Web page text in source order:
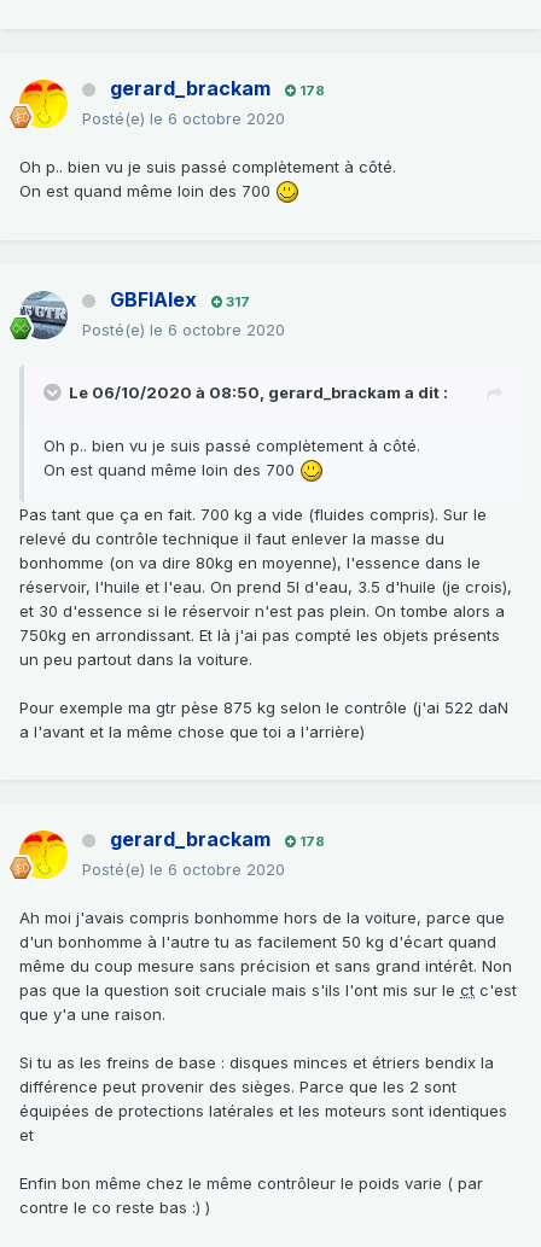
gerard_brackam 178
Posté(e) le 6 octobre 2020
Oh p.. bien vu je suis passé complètement à côté.
On est quand même loin des 700
GBFIAlex 317
Posté(e) le 6 octobre 2020
Le 06/10/2020 à 08:50, gerard_brackam a dit :
Oh p.. bien vu je suis passé complètement à côté.
On est quand même loin des 700
Pas tant que ça en fait. 700 kg a vide (fluides compris). Sur le
relevé du contrôle technique il faut enlever la masse du
bonhomme (on va dire 80kg en moyenne), l'essence dans le
réservoir, l'huile et l'eau. On prend 5l d'eau, 3.5 d'huile (je crois),
et 30 d'essence si le réservoir n'est pas plein. On tombe alors a
750kg en arrondissant. Et là j'ai pas compté les objets présents
un peu partout dans la voiture.
Pour exemple ma gtr pèse 875 kg selon le contrôle (j'ai 522 daN
a l'avant et la même chose que toi a l'arrière)
gerard_brackam 178
Posté(e) le 6 octobre 2020
Ah moi j'avais compris bonhomme hors de la voiture, parce que
d'un bonhomme à l'autre tu as facilement 50 kg d'écart quand
même du coup mesure sans précision et sans grand intérêt. Non
pas que la question soit cruciale mais s'ils l'ont mis sur le ct c'est
que y'a une raison.
Si tu as les freins de base : disques minces et étriers bendix la
différence peut provenir des sièges. Parce que les 2 sont
équipées de protections latérales et les moteurs sont identiques
et
Enfin bon même chez le même contrôleur le poids varie ( par
contre le co reste bas :) )